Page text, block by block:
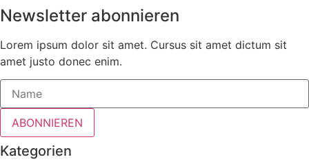
Newsletter abonnieren
Lorem ipsum dolor sit amet. Cursus sit amet dictum sit
amet justo donec enim.
ABONNIEREN
Kategorien